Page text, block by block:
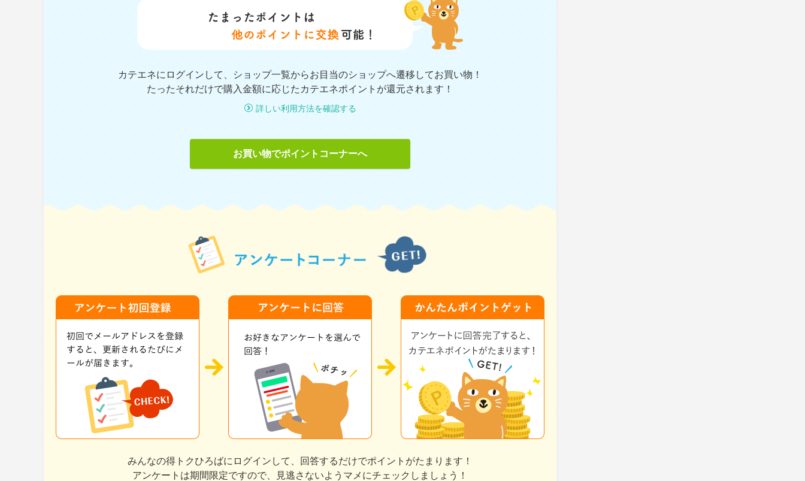
カテエネにログインして、ショップ一覧からお目当のショップへ遷移してお買い物！
たったそれだけで購入金額に応じたカテエネポイントが還元されます！
詳しい利用方法を確認する
お買い物でポイントコーナーへ
みんなの得トクひろばにログインして、回答するだけでポイントがたまります！
アンケートは期間限定ですので、見逃さないようマメにチェックしましょう！